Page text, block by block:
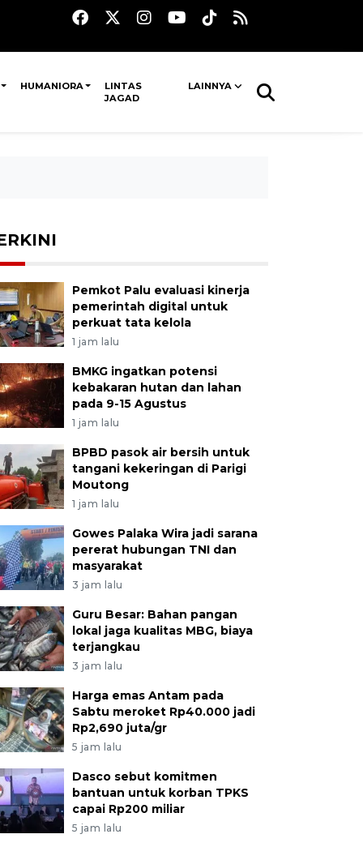
HUMANIORA
LINTAS
JAGAD
LAINNYA
Pemkot Palu evaluasi kinerja
pemerintah digital untuk
perkuat tata kelola
1 jam lalu
BMKG ingatkan potensi
kebakaran hutan dan lahan
pada 9-15 Agustus
1 jam lalu
BPBD pasok air bersih untuk
tangani kekeringan di Parigi
Moutong
1 jam lalu
Gowes Palaka Wira jadi sarana
pererat hubungan TNI dan
masyarakat
3 jam lalu
Guru Besar: Bahan pangan
lokal jaga kualitas MBG, biaya
terjangkau
3 jam lalu
Harga emas Antam pada
Sabtu meroket Rp40.000 jadi
Rp2,690 juta/gr
5 jam lalu
Dasco sebut komitmen
bantuan untuk korban TPKS
capai Rp200 miliar
5 jam lalu